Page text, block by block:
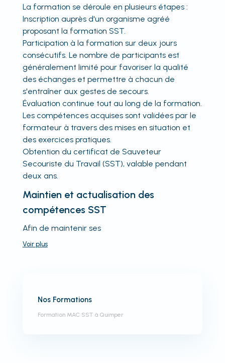
La formation se déroule en plusieurs étapes :
Inscription auprès d'un organisme agréé
proposant la formation SST.
Participation à la formation sur deux jours
consécutifs. Le nombre de participants est
généralement limité pour favoriser la qualité
des échanges et permettre à chacun de
s'entraîner aux gestes de secours.
Évaluation continue tout au long de la formation.
Les compétences acquises sont validées par le
formateur à travers des mises en situation et
des exercices pratiques.
Obtention du certificat de Sauveteur
Secouriste du Travail (SST), valable pendant
deux ans.
Maintien et actualisation des
compétences SST
Afin de maintenir ses
Voir plus
Nos Formations
Formation MAC SST à Quimper